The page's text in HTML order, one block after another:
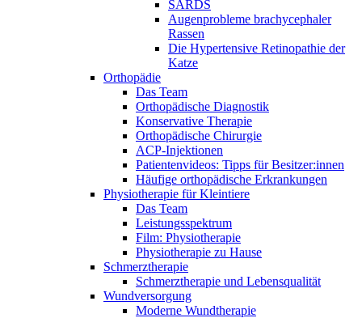
SARDS
Augenprobleme brachycephaler
Rassen
Die Hypertensive Retinopathie der
Katze
Orthopädie
Das Team
Orthopädische Diagnostik
Konservative Therapie
Orthopädische Chirurgie
ACP-Injektionen
Patientenvideos: Tipps für Besitzer:innen
Häufige orthopädische Erkrankungen
Physiotherapie für Kleintiere
Das Team
Leistungsspektrum
Film: Physiotherapie
Physiotherapie zu Hause
Schmerztherapie
Schmerztherapie und Lebensqualität
Wundversorgung
Moderne Wundtherapie